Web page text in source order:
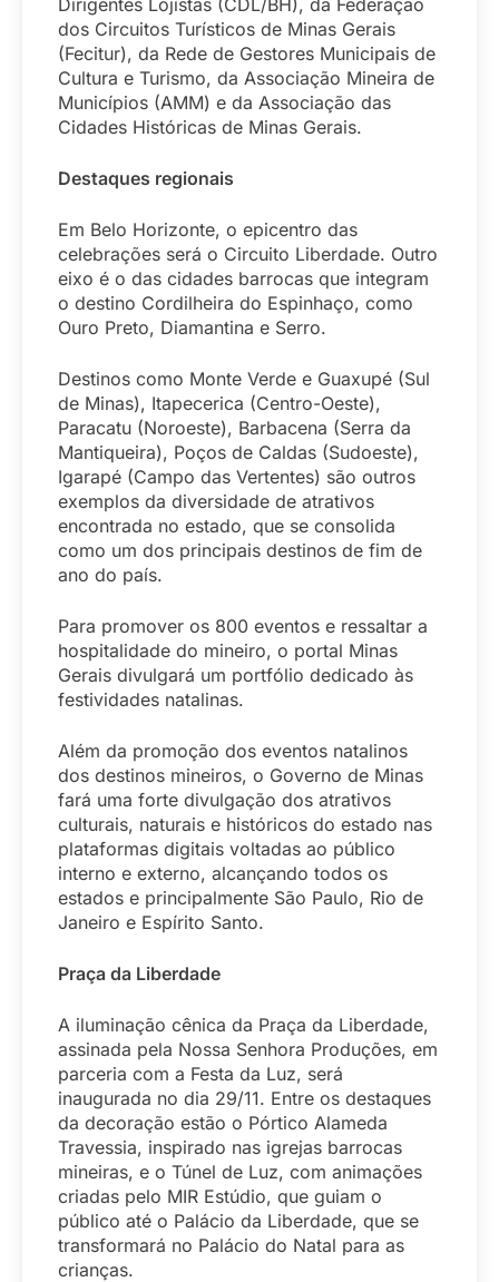
dos Circuitos Turísticos de Minas Gerais
(Fecitur), da Rede de Gestores Municipais de
Cultura e Turismo, da Associação Mineira de
Municípios (AMM) e da Associação das
Cidades Históricas de Minas Gerais.
Destaques regionais
Em Belo Horizonte, o epicentro das
celebrações será o Circuito Liberdade. Outro
eixo é o das cidades barrocas que integram
o destino Cordilheira do Espinhaço, como
Ouro Preto, Diamantina e Serro.
Destinos como Monte Verde e Guaxupé (Sul
de Minas), Itapecerica (Centro-Oeste),
Paracatu (Noroeste), Barbacena (Serra da
Mantiqueira), Poços de Caldas (Sudoeste),
Igarapé (Campo das Vertentes) são outros
exemplos da diversidade de atrativos
encontrada no estado, que se consolida
como um dos principais destinos de fim de
ano do país.
Para promover os 800 eventos e ressaltar a
hospitalidade do mineiro, o portal Minas
Gerais divulgará um portfólio dedicado às
festividades natalinas.
Além da promoção dos eventos natalinos
dos destinos mineiros, o Governo de Minas
fará uma forte divulgação dos atrativos
culturais, naturais e históricos do estado nas
plataformas digitais voltadas ao público
interno e externo, alcançando todos os
estados e principalmente São Paulo, Rio de
Janeiro e Espírito Santo.
Praça da Liberdade
A iluminação cênica da Praça da Liberdade,
assinada pela Nossa Senhora Produções, em
parceria com a Festa da Luz, será
inaugurada no dia 29/11. Entre os destaques
da decoração estão o Pórtico Alameda
Travessia, inspirado nas igrejas barrocas
mineiras, e o Túnel de Luz, com animações
criadas pelo MIR Estúdio, que guiam o
público até o Palácio da Liberdade, que se
transformará no Palácio do Natal para as
crianças.